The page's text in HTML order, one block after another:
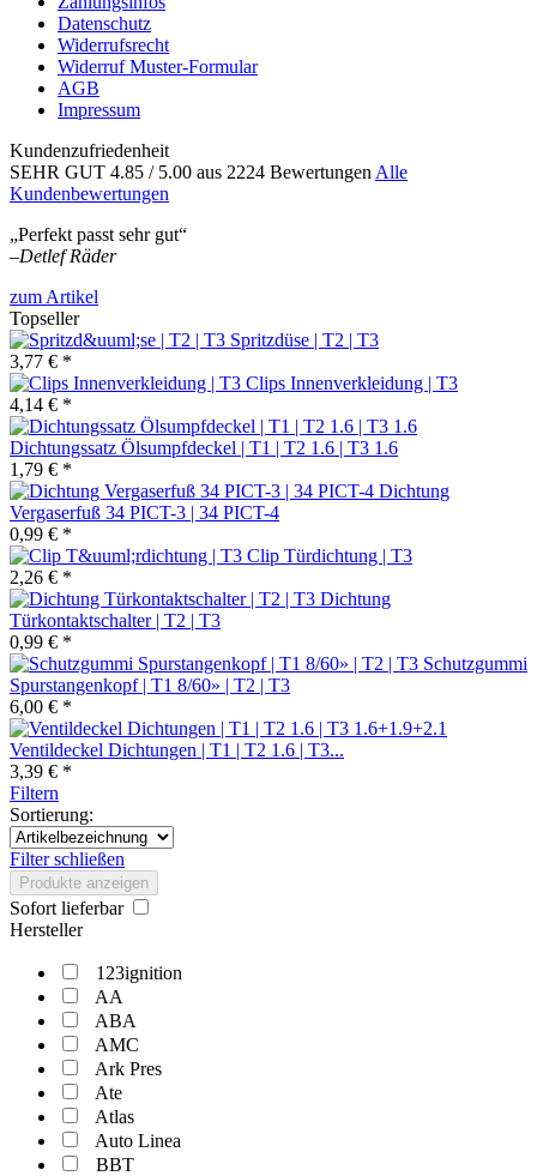
Datenschutz
Widerrufsrecht
Widerruf Muster-Formular
AGB
Impressum
Kundenzufriedenheit
SEHR GUT 4.85 / 5.00 aus 2224 Bewertungen Alle
Kundenbewertungen
„Perfekt passt sehr gut“
–Detlef Räder
zum Artikel
Topseller
Spritzdüse | T2 | T3
3,77 € *
Clips Innenverkleidung | T3
4,14 € *
Dichtungssatz Ölsumpfdeckel | T1 | T2 1.6 | T3 1.6
1,79 € *
Dichtung
Vergaserfuß 34 PICT-3 | 34 PICT-4
0,99 € *
Clip Türdichtung | T3
2,26 € *
Dichtung
Türkontaktschalter | T2 | T3
0,99 € *
Schutzgummi
Spurstangenkopf | T1 8/60» | T2 | T3
6,00 € *
Ventildeckel Dichtungen | T1 | T2 1.6 | T3...
3,39 € *
Filtern
Sortierung:
Filter schließen
Produkte anzeigen
Sofort lieferbar
Hersteller
123ignition
AA
ABA
AMC
Ark Pres
Ate
Atlas
Auto Linea
BBT